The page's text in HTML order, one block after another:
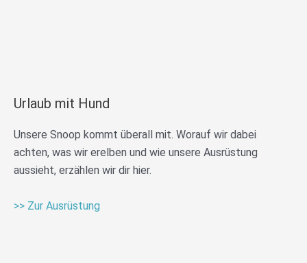
Urlaub mit Hund
Unsere Snoop kommt überall mit. Worauf wir dabei
achten, was wir erelben und wie unsere Ausrüstung
aussieht, erzählen wir dir hier.
>> Zur Ausrüstung